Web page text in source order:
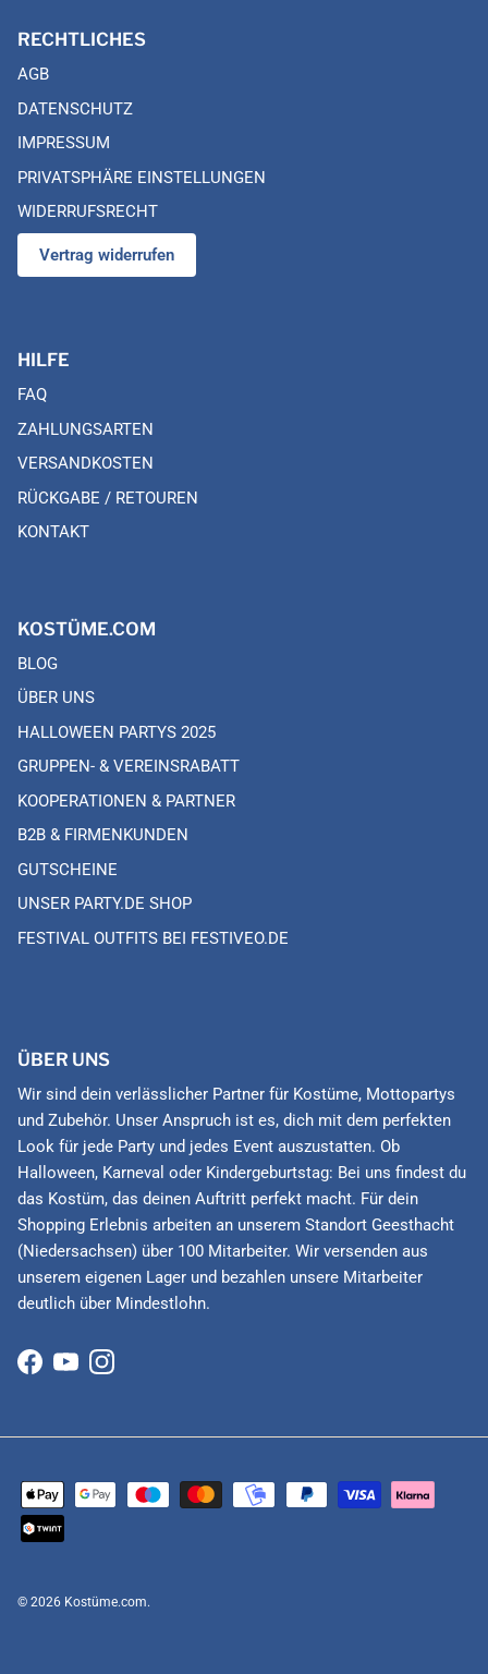
RECHTLICHES
AGB
DATENSCHUTZ
IMPRESSUM
PRIVATSPHÄRE EINSTELLUNGEN
WIDERRUFSRECHT
Vertrag widerrufen
HILFE
FAQ
ZAHLUNGSARTEN
VERSANDKOSTEN
RÜCKGABE / RETOUREN
KONTAKT
KOSTÜME.COM
BLOG
ÜBER UNS
HALLOWEEN PARTYS 2025
GRUPPEN- & VEREINSRABATT
KOOPERATIONEN & PARTNER
B2B & FIRMENKUNDEN
GUTSCHEINE
UNSER PARTY.DE SHOP
FESTIVAL OUTFITS BEI FESTIVEO.DE
ÜBER UNS
Wir sind dein verlässlicher Partner für Kostüme, Mottopartys
und Zubehör. Unser Anspruch ist es, dich mit dem perfekten
Look für jede Party und jedes Event auszustatten. Ob
Halloween, Karneval oder Kindergeburtstag: Bei uns findest du
das Kostüm, das deinen Auftritt perfekt macht. Für dein
Shopping Erlebnis arbeiten an unserem Standort Geesthacht
(Niedersachsen) über 100 Mitarbeiter. Wir versenden aus
unserem eigenen Lager und bezahlen unsere Mitarbeiter
deutlich über Mindestlohn.
Facebook
YouTubeInstagram
© 2026 Kostüme.com.